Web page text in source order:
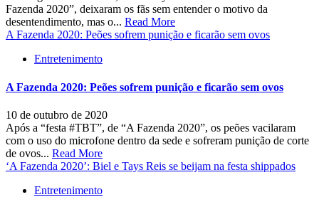
Fazenda 2020”, deixaram os fãs sem entender o motivo da
desentendimento, mas o... Read More
A Fazenda 2020: Peões sofrem punição e ficarão sem ovos
Entretenimento
A Fazenda 2020: Peões sofrem punição e ficarão sem ovos
10 de outubro de 2020
Após a “festa #TBT”, de “A Fazenda 2020”, os peões vacilaram
com o uso do microfone dentro da sede e sofreram punição de corte
de ovos... Read More
‘A Fazenda 2020’: Biel e Tays Reis se beijam na festa shippados
Entretenimento